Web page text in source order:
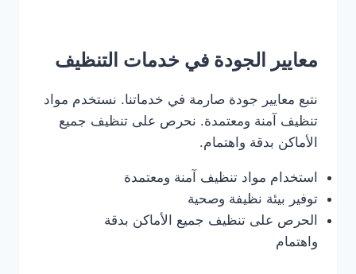
معايير الجودة في خدمات التنظيف
نتبع معايير جودة صارمة في خدماتنا. نستخدم مواد
تنظيف آمنة ومعتمدة. نحرص على تنظيف جميع
الأماكن بدقة واهتمام.
استخدام مواد تنظيف آمنة ومعتمدة
توفير بيئة نظيفة وصحية
الحرص على تنظيف جميع الأماكن بدقة
واهتمام